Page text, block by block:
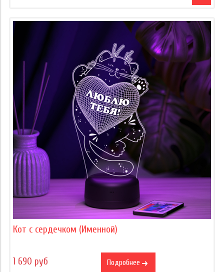
Кот с сердечком (Именной)
1 690 руб Подробнее